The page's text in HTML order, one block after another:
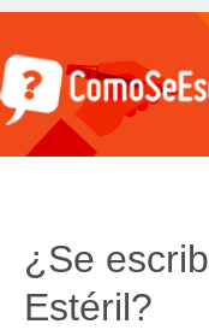
¿Se
Estéril?